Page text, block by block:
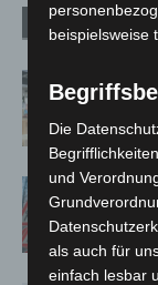
Verwandte Artikel
beispielsweise
Die
und
als auch für
einfach lesbar